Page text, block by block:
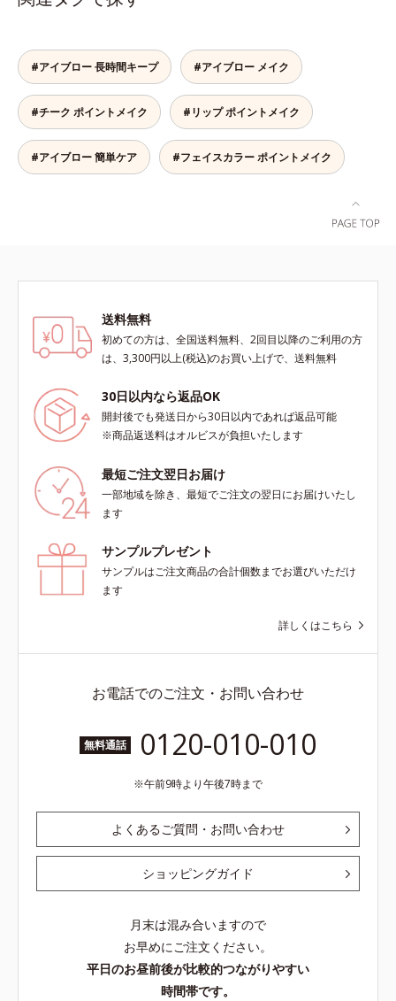
す。速乾性のサラッとした透明の液
のだから、肌へのやさしさも考慮
し、植物性保湿成分・ユリエキスを
配合しています。
ウダー」の成せるワザ。軽くブラシ
を引くだけで、眉尻ラインまでキレ
イに描け、仕上がりはどこまでもナ
チュラル。汗、皮脂にも強く、描き
たての美しい眉を1日中持続しま
す。
#アイブロー 長時間キープ #アイブロー メイク
#チーク ポイントメイク #リップ ポイントメイク
#アイブロー 簡単ケア #フェイスカラー ポイントメイク
送料無料
初めての方は、全国送料無料、2回目以降のご利用の方
は、3,300円以上(税込)のお買い上げで、送料無料
30日以内なら返品OK
開封後でも発送日から30日以内であれば返品可能
※商品返送料はオルビスが負担いたします
最短ご注文翌日お届け
一部地域を除き、最短でご注文の翌日にお届けいたし
ます
サンプルプレゼント
サンプルはご注文商品の合計個数までお選びいただけ
ます
詳しくはこちら
お電話でのご注文・お問い合わせ
無料通話 0120-010-010
午前9時より午後7時まで
よくあるご質問・お問い合わせ
ショッピングガイド
月末は混み合いますので
お早めにご注文ください。
平日のお昼前後が比較的つながりやすい
時間帯です。